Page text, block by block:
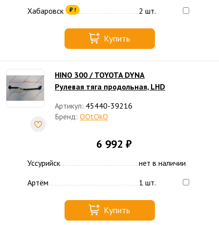
Хабаровск
₽ ! 2 шт.
Купить
HINO 300 / TOYOTA DYNA
Рулевая тяга продольная, LHD
Артикул: 45440-39216
Бренд: OOtOkO
6 992 ₽
Уссурийск
нет в наличии
Артём
1 шт.
Купить